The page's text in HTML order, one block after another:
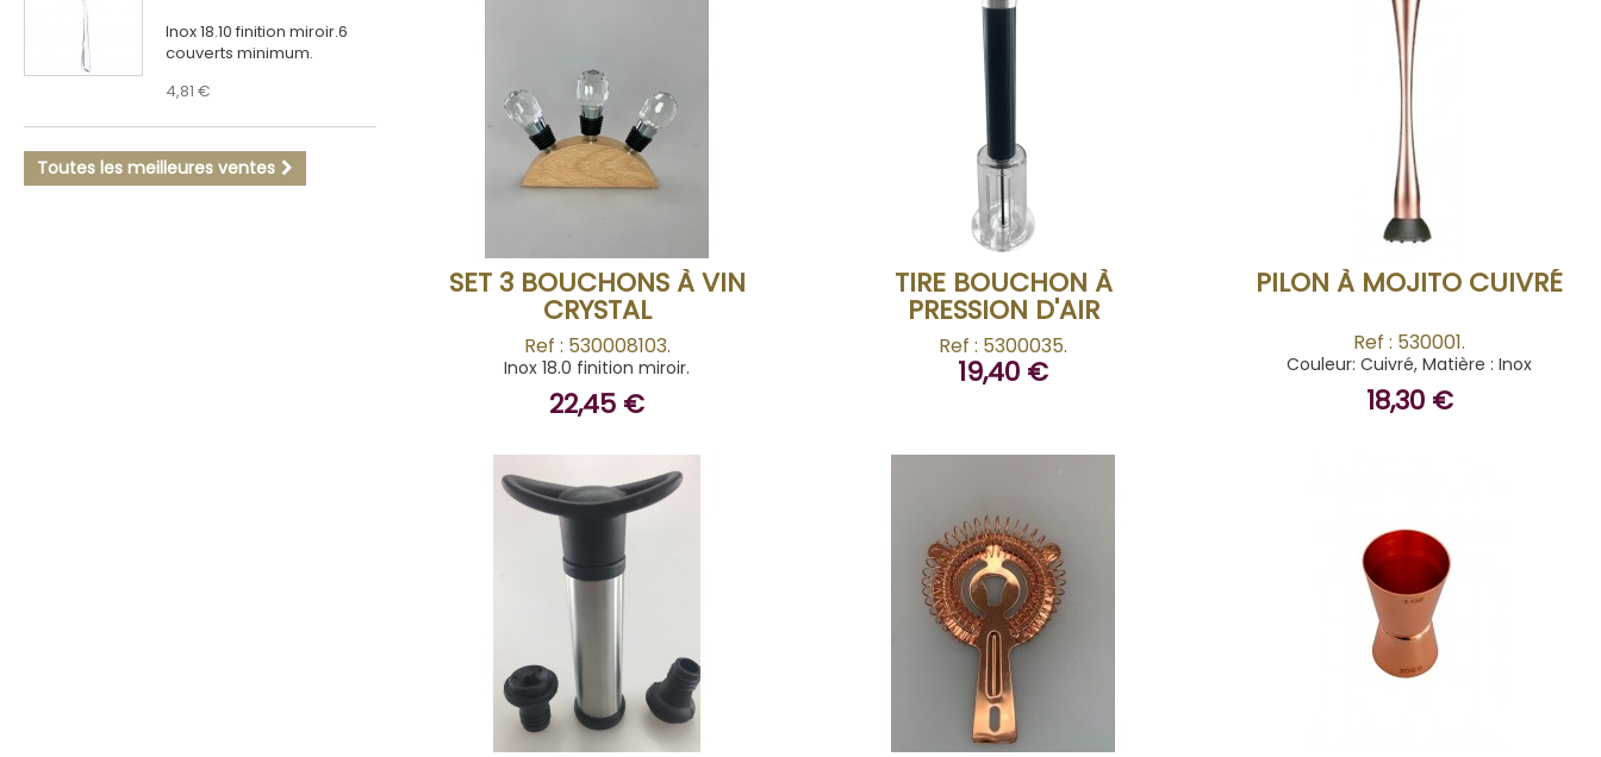
Inox 18.10 finition miroir.6
couverts minimum.
4,81 €
Toutes les meilleures ventes ACHETER
SET 3 BOUCHONS À VIN
CRYSTAL
Ref : 530008103.
Inox 18.0 finition miroir.
22,45 €
ACHETER
TIRE BOUCHON À
PRESSION D'AIR
Ref : 5300035.
19,40 €
ACHETER
PILON À MOJITO CUIVRÉ
Ref : 530001.
Couleur: Cuivré, Matière : Inox
18,30 €
ACHETER ACHETER ACHETER